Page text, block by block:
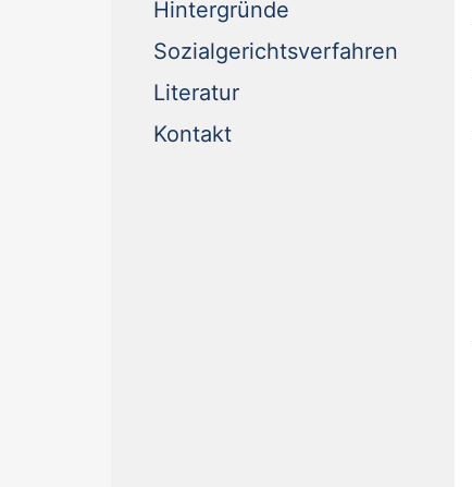
Hintergründe
Sozialgerichtsverfahren
Literatur
Kontakt